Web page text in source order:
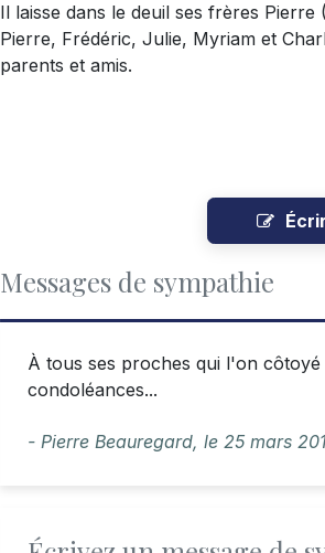
Il laisse dans le deuil ses frères
Pierre, Frédéric, Julie, Myriam et
parents et amis.
Messages de sympathie
À tous ses proches qui l'on
condoléances...
- Pierre Beauregard, le 25 mars